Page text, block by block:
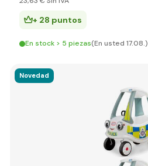
+ 28 puntos
En stock > 5 piezas(En usted 17.08.)
Novedad